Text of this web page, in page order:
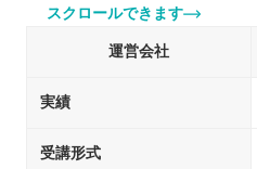
スクロールできます
運営会社
実績
受講形式